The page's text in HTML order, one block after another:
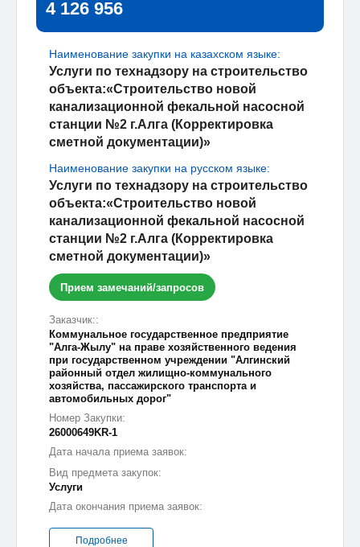
4 126 956
Наименование закупки на казахском языке:
Услуги по технадзору на строительство
объекта:«Строительство новой
канализационной фекальной насосной
станции №2 г.Алга (Корректировка
сметной документации)»
Наименование закупки на русском языке:
Услуги по технадзору на строительство
объекта:«Строительство новой
канализационной фекальной насосной
станции №2 г.Алга (Корректировка
сметной документации)»
Прием замечаний/запросов
Заказчик::
Коммунальное государственное предприятие
"Алга-Жылу" на праве хозяйственного ведения
при государственном учреждении "Алгинский
районный отдел жилищно-коммунального
хозяйства, пассажирского транспорта и
автомобильных дорог"
Номер Закупки:
26000649KR-1
Дата начала приема заявок:
Вид предмета закупок:
Услуги
Дата окончания приема заявок:
Подробнее